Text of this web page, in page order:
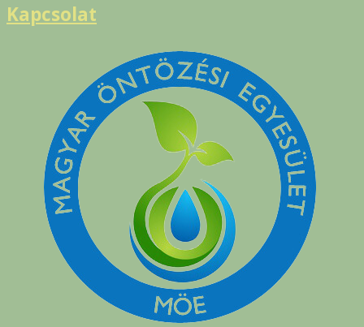
Kapcsolat